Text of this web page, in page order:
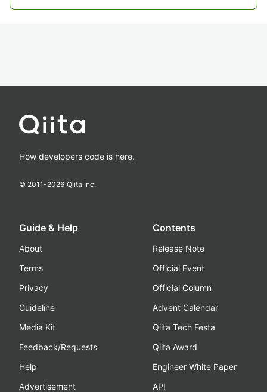
How developers code is here.
© 2011-2026 Qiita Inc.
Guide & Help
About
Terms
Privacy
Guideline
Media Kit
Feedback/Requests
Help
Advertisement
Contents
Release Note
Official Event
Official Column
Advent Calendar
Qiita Tech Festa
Qiita Award
Engineer White Paper
API